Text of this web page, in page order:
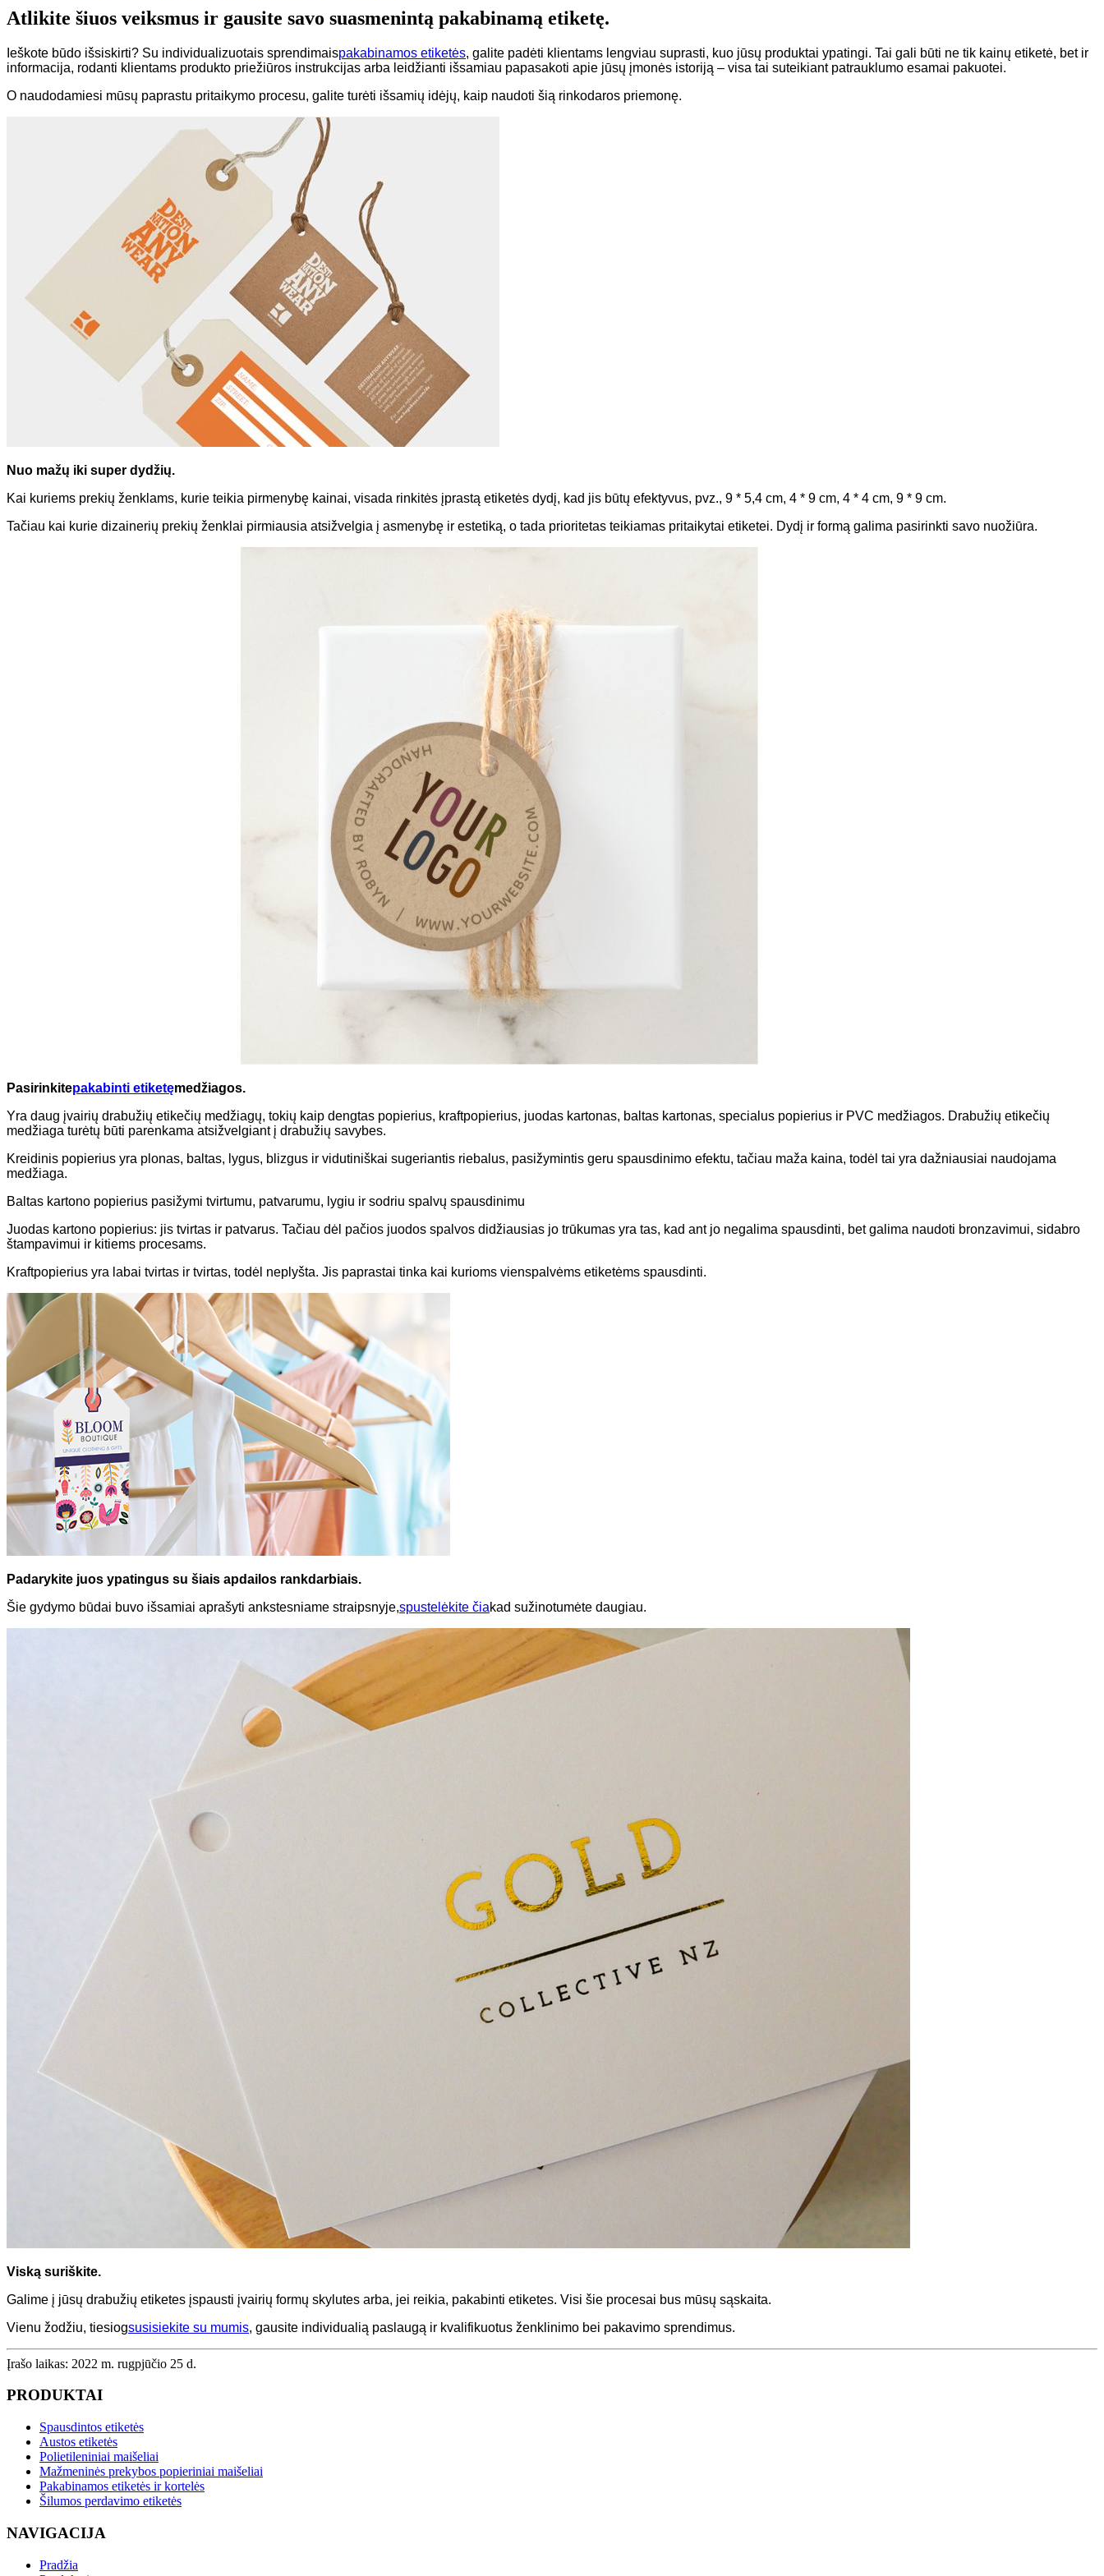
Atlikite šiuos veiksmus ir gausite savo suasmenintą pakabinamą etiketę.
Ieškote būdo išsiskirti? Su individualizuotais sprendimaispakabinamos etiketės, galite padėti klientams lengviau suprasti, kuo jūsų produktai ypatingi. Tai gali būti ne tik kainų etiketė, bet ir
informacija, rodanti klientams produkto priežiūros instrukcijas arba leidžianti išsamiau papasakoti apie jūsų įmonės istoriją – visa tai suteikiant patrauklumo esamai pakuotei.
O naudodamiesi mūsų paprastu pritaikymo procesu, galite turėti išsamių idėjų, kaip naudoti šią rinkodaros priemonę.
Nuo mažų iki super dydžių.
Kai kuriems prekių ženklams, kurie teikia pirmenybę kainai, visada rinkitės įprastą etiketės dydį, kad jis būtų efektyvus, pvz., 9 * 5,4 cm, 4 * 9 cm, 4 * 4 cm, 9 * 9 cm.
Tačiau kai kurie dizainerių prekių ženklai pirmiausia atsižvelgia į asmenybę ir estetiką, o tada prioritetas teikiamas pritaikytai etiketei. Dydį ir formą galima pasirinkti savo nuožiūra.
Pasirinkitepakabinti etiketęmedžiagos.
Yra daug įvairių drabužių etikečių medžiagų, tokių kaip dengtas popierius, kraftpopierius, juodas kartonas, baltas kartonas, specialus popierius ir PVC medžiagos. Drabužių etikečių
medžiaga turėtų būti parenkama atsižvelgiant į drabužių savybes.
Kreidinis popierius yra plonas, baltas, lygus, blizgus ir vidutiniškai sugeriantis riebalus, pasižymintis geru spausdinimo efektu, tačiau maža kaina, todėl tai yra dažniausiai naudojama
medžiaga.
Baltas kartono popierius pasižymi tvirtumu, patvarumu, lygiu ir sodriu spalvų spausdinimu
Juodas kartono popierius: jis tvirtas ir patvarus. Tačiau dėl pačios juodos spalvos didžiausias jo trūkumas yra tas, kad ant jo negalima spausdinti, bet galima naudoti bronzavimui, sidabro
štampavimui ir kitiems procesams.
Kraftpopierius yra labai tvirtas ir tvirtas, todėl neplyšta. Jis paprastai tinka kai kurioms vienspalvėms etiketėms spausdinti.
Padarykite juos ypatingus su šiais apdailos rankdarbiais.
Šie gydymo būdai buvo išsamiai aprašyti ankstesniame straipsnyje,spustelėkite čiakad sužinotumėte daugiau.
Viską suriškite.
Galime į jūsų drabužių etiketes įspausti įvairių formų skylutes arba, jei reikia, pakabinti etiketes. Visi šie procesai bus mūsų sąskaita.
Vienu žodžiu, tiesiogsusisiekite su mumis, gausite individualią paslaugą ir kvalifikuotus ženklinimo bei pakavimo sprendimus.
Įrašo laikas: 2022 m. rugpjūčio 25 d.
PRODUKTAI
Spausdintos etiketės
Austos etiketės
Polietileniniai maišeliai
Mažmeninės prekybos popieriniai maišeliai
Pakabinamos etiketės ir kortelės
Šilumos perdavimo etiketės
NAVIGACIJA
Pradžia